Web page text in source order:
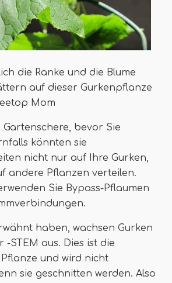
die Ranke und die Blume
auf dieser Gurkenpflanze
Mom
Gartenschere, bevor Sie
könnten sie
nicht nur auf Ihre Gurken,
andere Pflanzen verteilen.
Sie Bypass-Pflaumen
haben, wachsen Gurken
-STEM aus. Dies ist die
und wird nicht
sie geschnitten werden. Also